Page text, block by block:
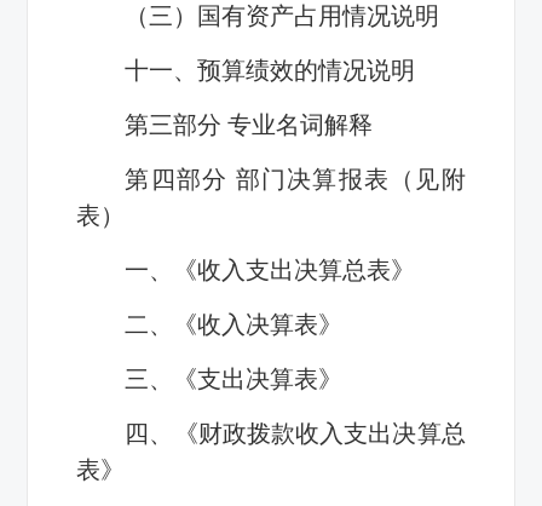
（三）国有资产占用情况说明
十一、预算绩效的情况说明
第三部分 专业名词解释
第四部分 部门决算报表（见附
表）
一、《收入支出决算总表》
二、《收入决算表》
三、《支出决算表》
四、《财政拨款收入支出决算总
表》